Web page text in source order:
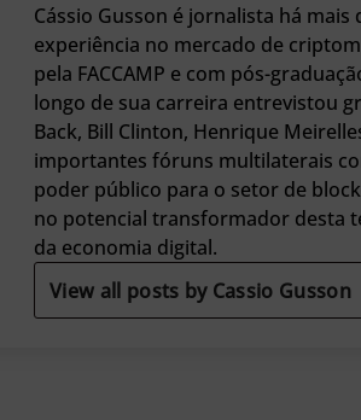
Cássio Gusson é jornalista há
experiência no mercado de
pela FACCAMP e com pós-
longo de sua carreira entrevistou
Back, Bill Clinton, Henrique
importantes fóruns multilaterais
poder público para o setor de
no potencial transformador desta
da economia digital.
View all posts by Cassio Gusson